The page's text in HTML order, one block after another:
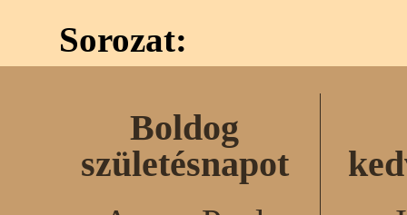
Sorozat:
Boldog
születésnapot